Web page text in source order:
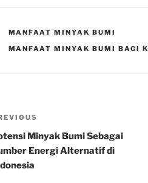
CATEGORIES
MANFAAT MINYAK BUMI
TAGS
MANFAAT MINYAK BUMI BAGI
Minyak Bumi Sebagai
Energi Alternatif di